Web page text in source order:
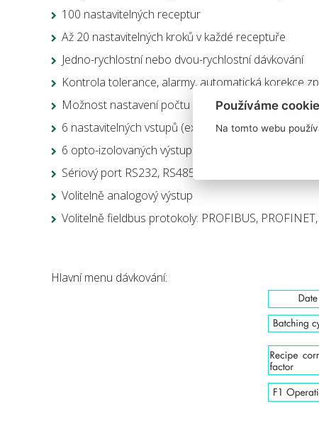
100 nastavitelných receptur
Až 20 nastavitelných kroků v každé receptuře
Jedno-rychlostní nebo dvou-rychlostní dávkování
Kontrola tolerance, alarmy, automatická korekce
Možnost nastavení počtu opakování od 1 do 99
6 nastavitelných vstupů (externí tlačítka jako
6 opto-izolovaných výstupů
Sériový port RS232, RS485 a základní protokol
Volitelně analogový výstup
Volitelně fieldbus protokoly: PROFIBUS,
Hlavní menu dávkování:
Používáme
Na tomto webu